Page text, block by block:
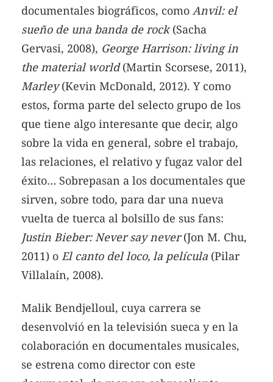
documentales biográficos, como Anvil: el
sueño de una banda de rock(Sacha
Gervasi, 2008), George Harrison: living in
the material world(Martin Scorsese, 2011),
Marley(Kevin McDonald, 2012). Y como
estos, forma parte del selecto grupo de los
que tiene algo interesante que decir, algo
sobre la vida en general, sobre el trabajo,
las relaciones, el relativo y fugaz valor del
éxito… Sobrepasan a los documentales que
sirven, sobre todo, para dar una nueva
vuelta de tuerca al bolsillo de sus fans:
Justin Bieber: Never say never(Jon M. Chu,
2011) o El canto del loco, la película (Pilar
Villalaín, 2008).
Malik Bendjelloul, cuya carrera se
desenvolvió en la televisión sueca y en la
colaboración en documentales musicales,
se estrena como director con este